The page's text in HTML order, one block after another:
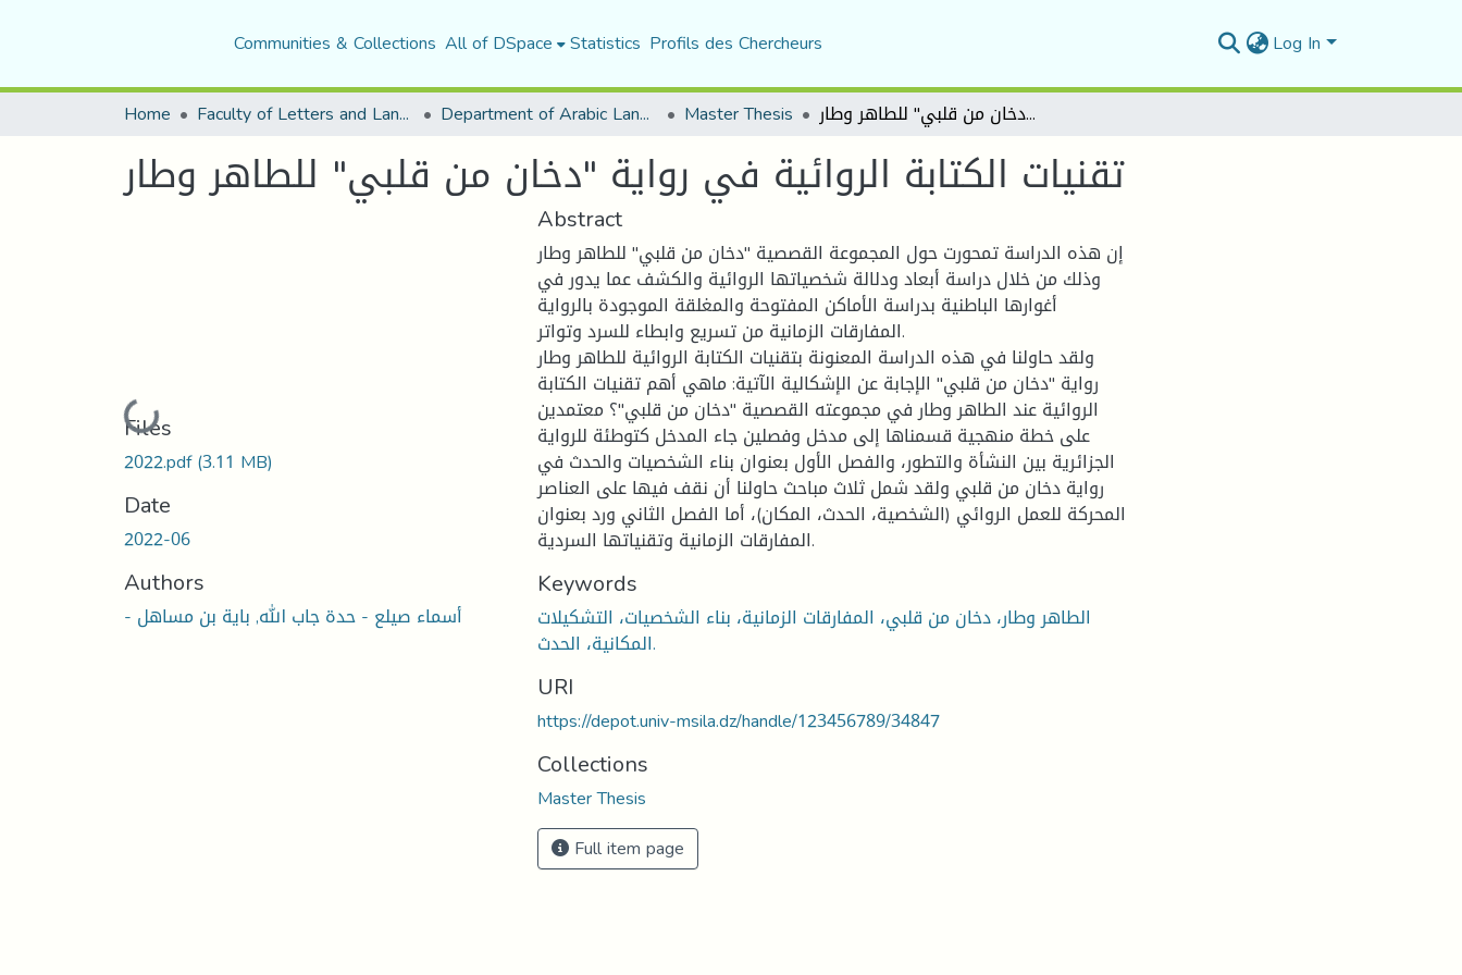
Communities & Collections All of DSpace Statistics Profils des Chercheurs Log In
Home Faculty of Letters and Languages Department of Arabic Language and Literature Master Thesis تقنيات الكتابة الروائية في رواية "دخان من قلبي" للطاهر وطار
تقنيات الكتابة الروائية في رواية "دخان من قلبي" للطاهر وطار
Loading...
Files
2022.pdf(3.11 MB)
Date
2022-06
Authors
- أسماء صيلع - حدة جاب الله, باية بن مساهل
Abstract
إن هذه الدراسة تمحورت حول المجموعة القصصية "دخان من قلبي" للطاهر وطار
وذلك من خلال دراسة أبعاد ودلالة شخصياتها الروائية والكشف عما يدور في
أغوارها الباطنية بدراسة الأماكن المفتوحة والمغلقة الموجودة بالرواية
المفارقات الزمانية من تسريع وابطاء للسرد وتواتر.
ولقد حاولنا في هذه الدراسة المعنونة بتقنيات الكتابة الروائية للطاهر وطار
رواية "دخان من قلبي" الإجابة عن الإشكالية الآتية: ماهي أهم تقنيات الكتابة
الروائية عند الطاهر وطار في مجموعته القصصية "دخان من قلبي"؟ معتمدين
على خطة منهجية قسمناها إلى مدخل وفصلين جاء المدخل كتوطئة للرواية
الجزائرية بين النشأة والتطور، والفصل الأول بعنوان بناء الشخصيات والحدث في
رواية دخان من قلبي ولقد شمل ثلاث مباحث حاولنا أن نقف فيها على العناصر
المحركة للعمل الروائي (الشخصية، الحدث، المكان)، أما الفصل الثاني ورد بعنوان
المفارقات الزمانية وتقنياتها السردية.
Keywords
الطاهر وطار، دخان من قلبي، المفارقات الزمانية، بناء الشخصيات، التشكيلات
المكانية، الحدث.
URI
https://depot.univ-msila.dz/handle/123456789/34847
Collections
Master Thesis
Full item page